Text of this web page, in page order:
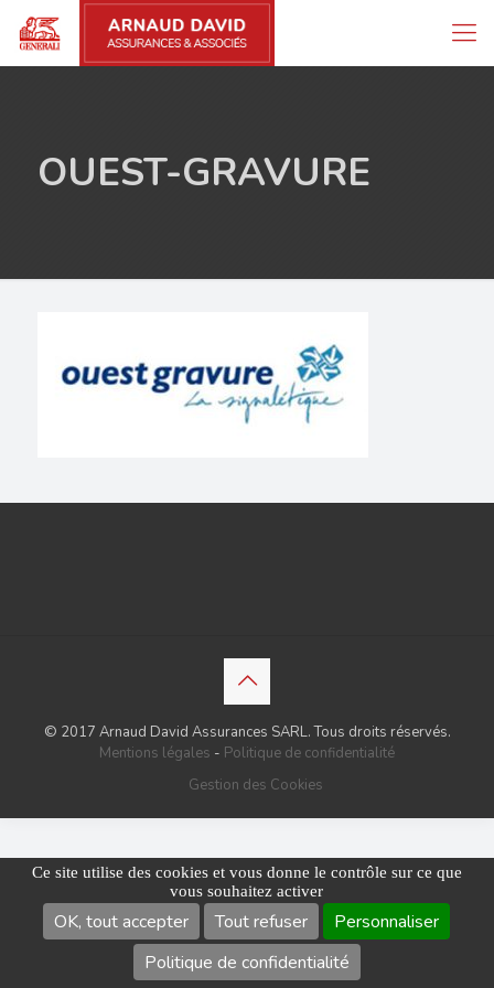
Ce site utilise des cookies et vous donne le contrôle sur ce que
vous souhaitez activer
OK, tout accepter Tout refuser
Personnaliser
Politique de confidentialité
OUEST-GRAVURE
© 2017 Arnaud David Assurances SARL. Tous droits réservés.
Mentions légales - Politique de confidentialité
Gestion des Cookies